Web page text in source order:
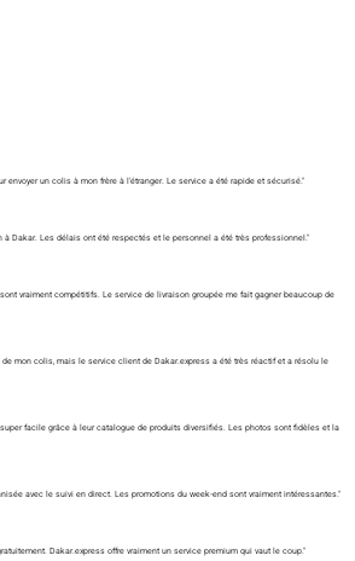
envoyer un colis à mon frère à l'étranger. Le service a été rapide et sécurisé."
Dakar. Les délais ont été respectés et le personnel a été très professionnel."
vraiment compétitifs. Le service de livraison groupée me fait gagner beaucoup de
mon colis, mais le service client de Dakar.express a été très réactif et a résolu le
facile grâce à leur catalogue de produits diversifiés. Les photos sont fidèles et la
avec le suivi en direct. Les promotions du week-end sont vraiment intéressantes."
Dakar.express offre vraiment un service premium qui vaut le coup."